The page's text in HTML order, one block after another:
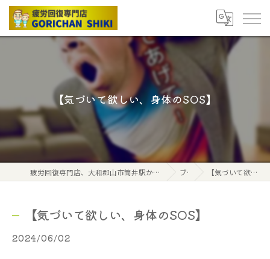
【気づいて欲しい、身体のSOS】
疲労回復専門店、大和郡山市筒井駅から北へ2分、ごりちゃん式ボディケアストレッチ ブログ 【気づいて欲しい、身体のSOS】
【気づいて欲しい、身体のSOS】
2024/06/02